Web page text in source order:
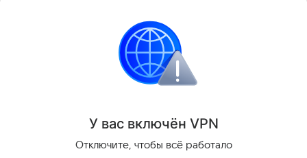
Поделиться
У вас включён VPN
Отключите, чтобы всё работало